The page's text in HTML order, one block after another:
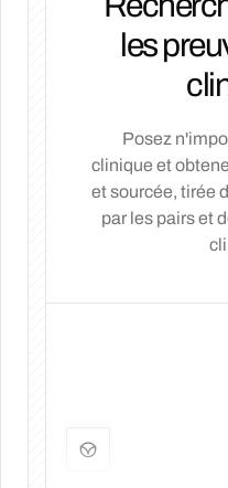
les
Posez
clinique et
et sourcée, tirée
par les pairs et